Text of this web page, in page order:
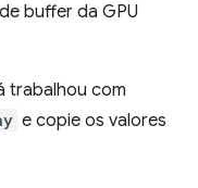
buffer da GPU
trabalhou com
e copie os valores